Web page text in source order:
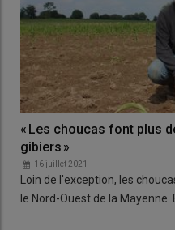
« Les choucas font plus
gibiers »
16 juillet 2021
Loin de l'exception, les
le Nord-Ouest de la Mayenne.